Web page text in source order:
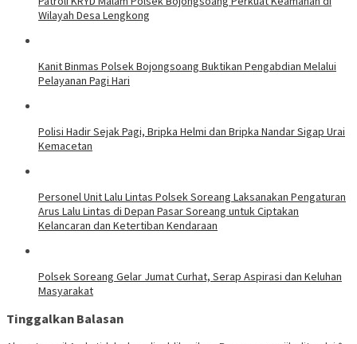
Wilayah Desa Lengkong
Kanit Binmas Polsek Bojongsoang Buktikan Pengabdian Melalui
Pelayanan Pagi Hari
Polisi Hadir Sejak Pagi, Bripka Helmi dan Bripka Nandar Sigap Urai
Kemacetan
Personel Unit Lalu Lintas Polsek Soreang Laksanakan Pengaturan
Arus Lalu Lintas di Depan Pasar Soreang untuk Ciptakan
Kelancaran dan Ketertiban Kendaraan
Polsek Soreang Gelar Jumat Curhat, Serap Aspirasi dan Keluhan
Masyarakat
Tinggalkan Balasan